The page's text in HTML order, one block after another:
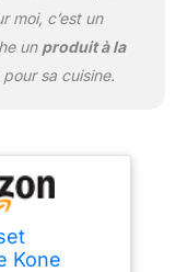
moi, c’est un
un produit à la
sa cuisine.
Kone